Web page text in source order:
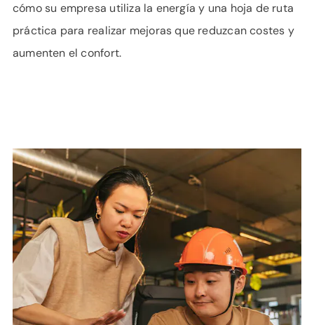
cómo su empresa utiliza la energía y una hoja de ruta
práctica para realizar mejoras que reduzcan costes y
aumenten el confort.